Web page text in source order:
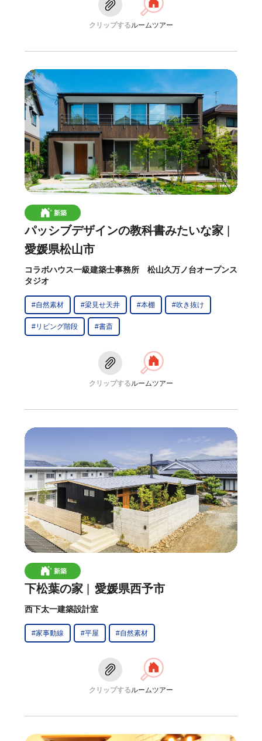
クリップするルームツアー
新築
パッシブデザインの教科書みたいな家
愛媛県松山市
コラボハウス一級建築士事務所 松山久万ノ台オープンス
タジオ
#自然素材 #梁見せ天井 #本棚 #吹き抜け
#リビング階段 #書斎
クリップするルームツアー
新築
下松葉の家 愛媛県西予市
西下太一建築設計室
#家事動線 #平屋 #自然素材
クリップする ルームツアー